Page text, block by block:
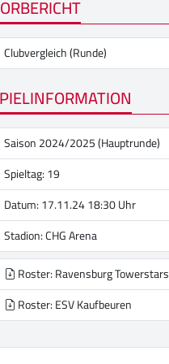
Clubvergleich (Runde)
Saison 2024/2025 (Hauptrunde)
Spieltag: 19
Datum: 17.11.24 18:30 Uhr
Stadion:CHG Arena
Roster: Ravensburg Towerstars
Roster: ESV Kaufbeuren